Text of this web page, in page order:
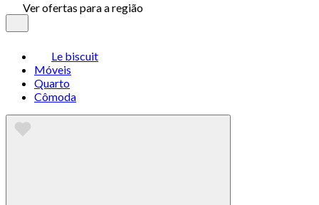
Ver ofertas para a região
Le biscuit
Móveis
Quarto
Cômoda